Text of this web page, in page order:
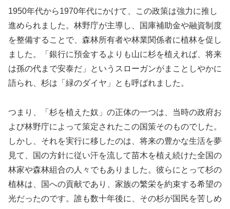
1950年代から1970年代にかけて、この政策は強力に推し
進められました。林野庁が主導し、国庫補助金や融資制度
を整備することで、森林所有者や林業関係者に植林を促し
ました。「銀行に預金するよりも山に杉を植えれば、将来
は孫の代まで安泰だ」というスローガンがまことしやかに
語られ、杉は「緑のダイヤ」とも呼ばれました。
つまり、「杉を植えた奴」の正体の一つは、当時の政府お
よび林野庁によって策定されたこの国策そのものでした。
しかし、それを実行に移したのは、将来の豊かな生活を夢
見て、国の方針に従い汗を流して苗木を植え続けた全国の
林家や森林組合の人々でもありました。彼らにとって杉の
植林は、国への貢献であり、家族の繁栄を約束する希望の
光だったのです。誰も数十年後に、その杉が国民を苦しめ